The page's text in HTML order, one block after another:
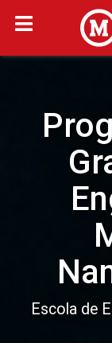
Escola de